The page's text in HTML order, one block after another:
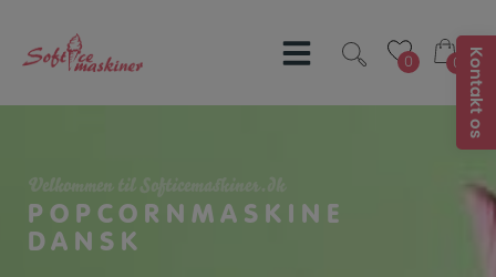
indholdet
0
0 00
Velkommen til Softicemaskiner.dk
POPCORNMASKINE
DANSK